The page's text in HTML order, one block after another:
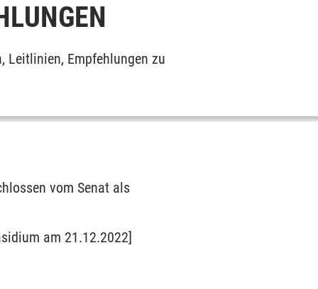
Leitlinien, Empfehlungen zu
vom Senat als
am 21.12.2022]